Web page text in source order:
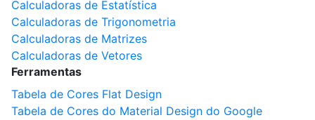
Calculadoras de Estatística
Calculadoras de Trigonometria
Calculadoras de Matrizes
Calculadoras de Vetores
Ferramentas
Tabela de Cores Flat Design
Tabela de Cores do Material Design do Google